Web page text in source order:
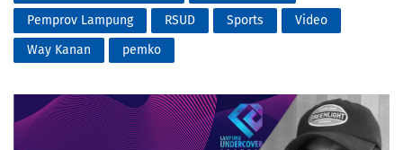
Pemprov Lampung
RSUD Sports
Video
Way Kanan
pemko